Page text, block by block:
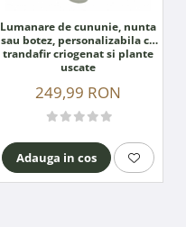
Lumanare de cununie, nunta
sau botez, personalizabila cu
trandafir criogenat si plante
uscate
249,99 RON
Adauga in cos